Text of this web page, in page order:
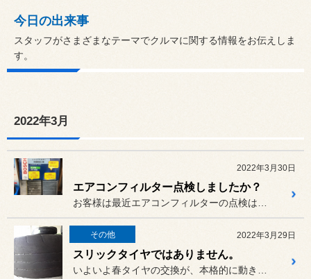
今日の出来事
スタッフがさまざまなテーマでクルマに関する情報をお伝えしま
す。
2022年3月
2022年3月30日
エアコンフィルター点検しましたか？
その他 2022年3月29日
スリックタイヤではありません。